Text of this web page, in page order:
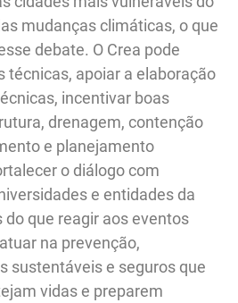
mudanças climáticas, o que
debate. O Crea pode
técnicas, apoiar a elaboração
incentivar boas
drenagem, contenção
e planejamento
o diálogo com
e entidades da
que reagir aos eventos
na prevenção,
sustentáveis e seguros que
vidas e preparem